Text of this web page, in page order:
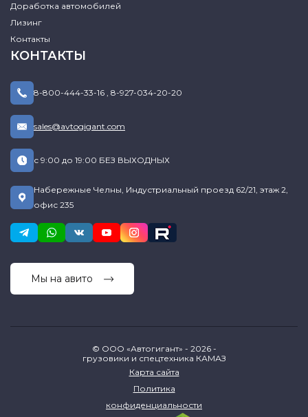
Доработка автомобилей
Лизинг
Контакты
КОНТАКТЫ
8-800-444-33-16 , 8-927-034-20-20
sales@avtogigant.com
с 9:00 до 19:00 БЕЗ ВЫХОДНЫХ
Набережные Челны, Индустриальный проезд 62/21, этаж 2,
офис 235
Мы на авито
© ООО «Автогигант» - 2026 -
грузовики и спецтехника КАМАЗ
Карта сайта
Политика
конфиденциальности